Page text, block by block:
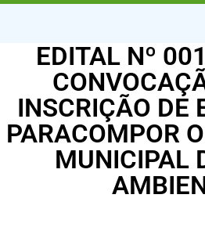
EDITAL Nº
INSCRIÇÃO DE
PARACOMPOR
MUNICIPAL